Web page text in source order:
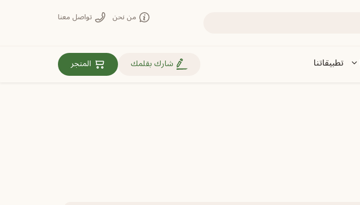
من نحن تواصل معنا
تطبيقاتنا روابط مهمة
شارك بقلمك المتجر